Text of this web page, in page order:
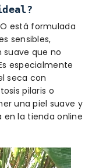
está formulada
sensibles,
suave que no
especialmente
seca con
pilaris o
una piel suave y
en la tienda online